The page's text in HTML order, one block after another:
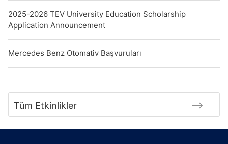
2025-2026 TEV University Education Scholarship
Application Announcement
Mercedes Benz Otomativ Başvuruları
Tüm Etkinlikler